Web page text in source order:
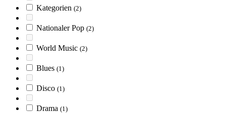
Kategorien (2)
Nationaler Pop (2)
World Music (2)
Blues (1)
Disco (1)
Drama (1)